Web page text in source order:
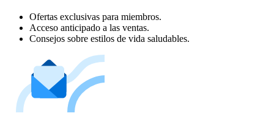
Ofertas exclusivas para miembros.
Acceso anticipado a las ventas.
Consejos sobre estilos de vida saludables.